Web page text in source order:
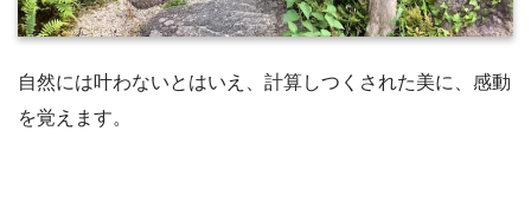
自然には叶わないとはいえ、計算しつくされた美に、感動
を覚えます。